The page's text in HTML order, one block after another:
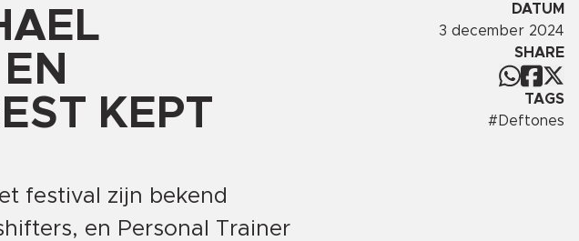
KEPT
festival zijn bekend
en Personal Trainer
DATUM
3 december 2024
SHARE
TAGS
# Deftones